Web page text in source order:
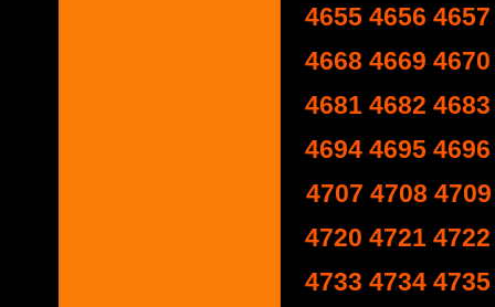
4655 4656 4657
4668 4669 4670
4681 4682 4683
4694 4695 4696
4707 4708 4709
4720 4721 4722
4733 4734 4735